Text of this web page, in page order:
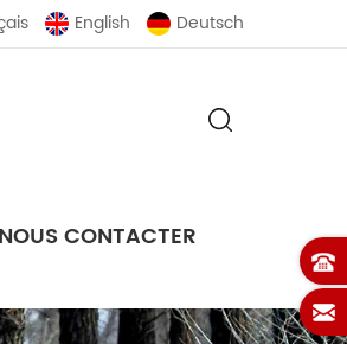
English Deutsch
NOUS CONTACTER